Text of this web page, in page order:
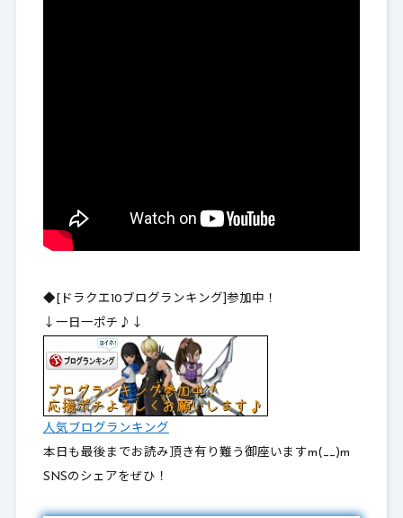
◆[ドラクエ10ブログランキング]参加中！
↓一日一ポチ♪↓
人気ブログランキング
本日も最後までお読み頂き有り難う御座いますm(__)m
SNSのシェアをぜひ！